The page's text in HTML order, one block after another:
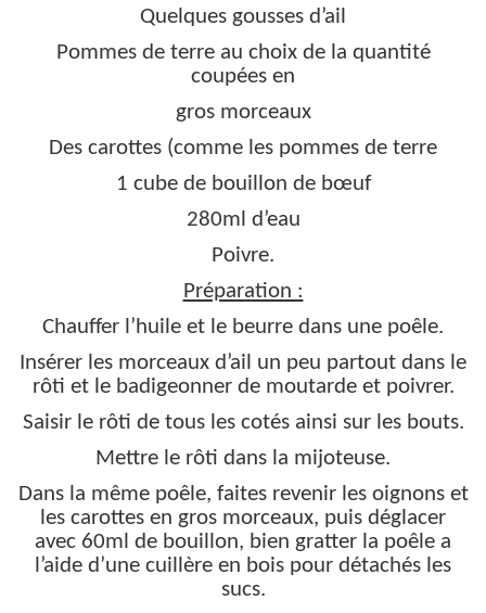
Quelques gousses d’ail
Pommes de terre au choix de la quantité
coupées en
gros morceaux
Des carottes (comme les pommes de terre
1 cube de bouillon de bœuf
280ml d’eau
Poivre.
Préparation :
Chauffer l’huile et le beurre dans une poêle.
Insérer les morceaux d’ail un peu partout dans le
rôti et le badigeonner de moutarde et poivrer.
Saisir le rôti de tous les cotés ainsi sur les bouts.
Mettre le rôti dans la mijoteuse.
Dans la même poêle, faites revenir les oignons et
les carottes en gros morceaux, puis déglacer
avec 60ml de bouillon, bien gratter la poêle a
l’aide d’une cuillère en bois pour détachés les
sucs.